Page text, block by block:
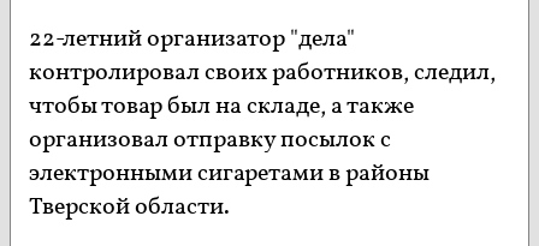
22-летний организатор "дела"
контролировал своих работников, следил,
чтобы товар был на складе, а также
организовал отправку посылок с
электронными сигаретами в районы
Тверской области.